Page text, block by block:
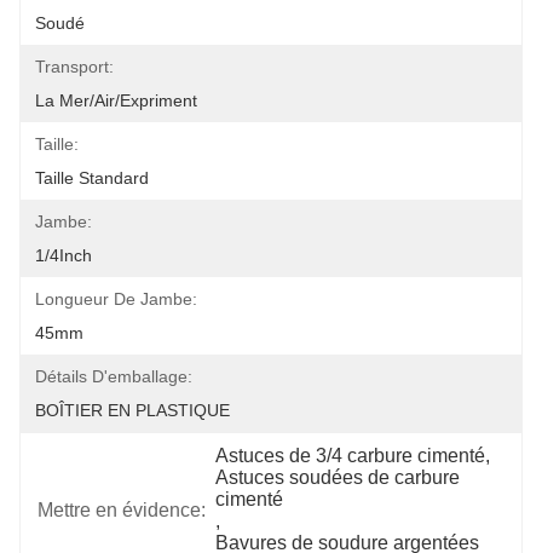
Soudé
Transport:
La Mer/air/expriment
Taille:
Taille Standard
Jambe:
1/4Inch
Longueur De Jambe:
45mm
Détails D'emballage:
BOÎTIER EN PLASTIQUE
Mettre en évidence:
Astuces de 3/4 carbure cimenté,
Astuces soudées de carbure
cimenté
,
Bavures de soudure argentées